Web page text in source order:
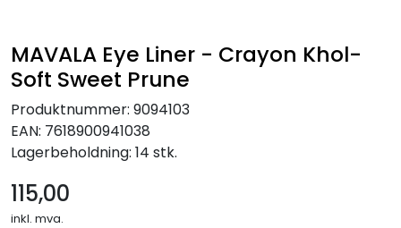
MAVALA Eye Liner - Crayon Khol-
Soft Sweet Prune
Produktnummer: 9094103
EAN: 7618900941038
Lagerbeholdning: 14 stk.
115,00
inkl. mva.